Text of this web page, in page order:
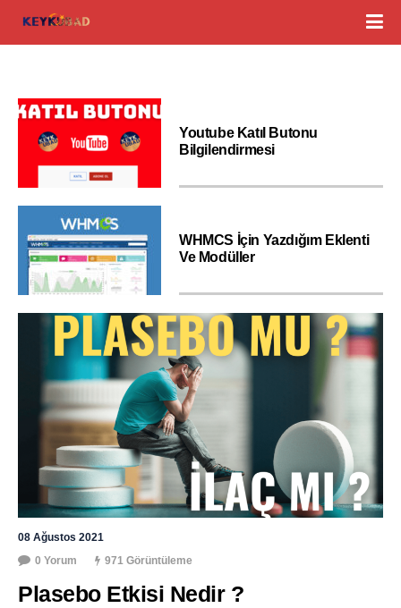
Youtube Katıl Butonu
Bilgilendirmesi
WHMCS İçin Yazdığım Eklenti
Ve Modüller
08 Ağustos 2021
0 Yorum
971 Görüntüleme
Plasebo Etkisi Nedir ?